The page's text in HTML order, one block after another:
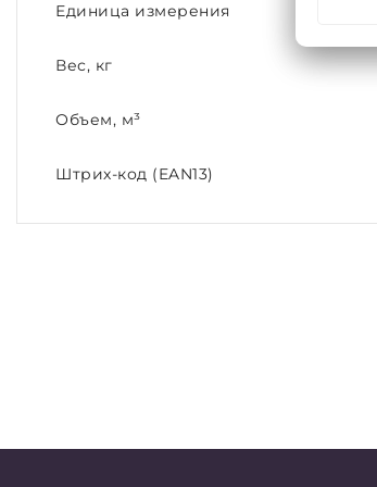
Единица измерения
Вес, кг
Объем, м³
Штрих-код (EAN13)